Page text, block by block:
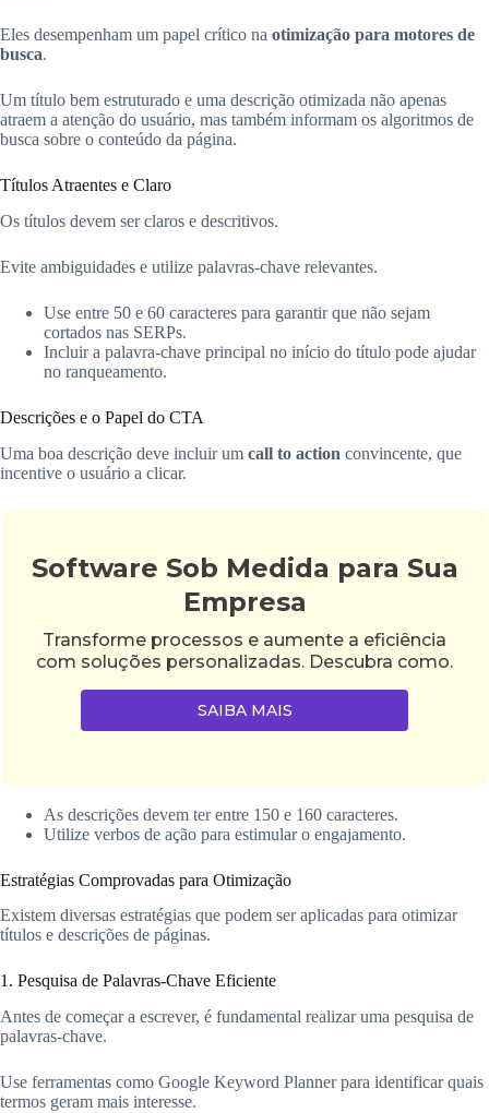
Eles desempenham um papel crítico na otimização para motores de
busca.
Um título bem estruturado e uma descrição otimizada não apenas
atraem a atenção do usuário, mas também informam os algoritmos de
busca sobre o conteúdo da página.
Títulos Atraentes e Claro
Os títulos devem ser claros e descritivos.
Evite ambiguidades e utilize palavras-chave relevantes.
Use entre 50 e 60 caracteres para garantir que não sejam
cortados nas SERPs.
Incluir a palavra-chave principal no início do título pode ajudar
no ranqueamento.
Descrições e o Papel do CTA
Uma boa descrição deve incluir um call to action convincente, que
incentive o usuário a clicar.
Software Sob Medida para Sua
Empresa
Transforme processos e aumente a eficiência
com soluções personalizadas. Descubra como.
SAIBA MAIS
As descrições devem ter entre 150 e 160 caracteres.
Utilize verbos de ação para estimular o engajamento.
Estratégias Comprovadas para Otimização
Existem diversas estratégias que podem ser aplicadas para otimizar
títulos e descrições de páginas.
1. Pesquisa de Palavras-Chave Eficiente
Antes de começar a escrever, é fundamental realizar uma pesquisa de
palavras-chave.
Use ferramentas como Google Keyword Planner para identificar quais
termos geram mais interesse.